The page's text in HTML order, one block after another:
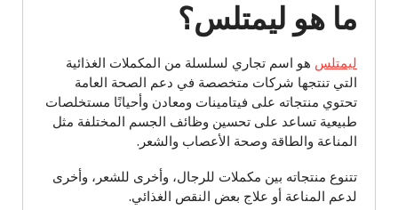
ما هو ليمتلس؟
ليمتلس هو اسم تجاري لسلسلة من المكملات الغذائية
التي تنتجها شركات متخصصة في دعم الصحة العامة
تحتوي منتجاته على فيتامينات ومعادن وأحيانًا مستخلصات
طبيعية تساعد على تحسين وظائف الجسم المختلفة مثل
المناعة والطاقة وصحة الأعصاب والشعر.
تتنوع منتجاته بين مكملات للرجال، وأخرى للشعر، وأخرى
لدعم المناعة أو علاج بعض النقص الغذائي.